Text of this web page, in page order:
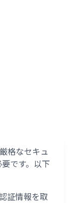
格なセキュ
です。以下
証情報を取